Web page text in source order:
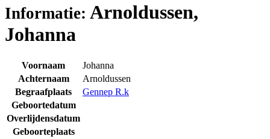
Informatie: Arnoldussen,
Johanna
Voornaam
Johanna
Achternaam
Arnoldussen
Begraafplaats
Gennep R.k
Geboortedatum
Overlijdensdatum
Geboorteplaats